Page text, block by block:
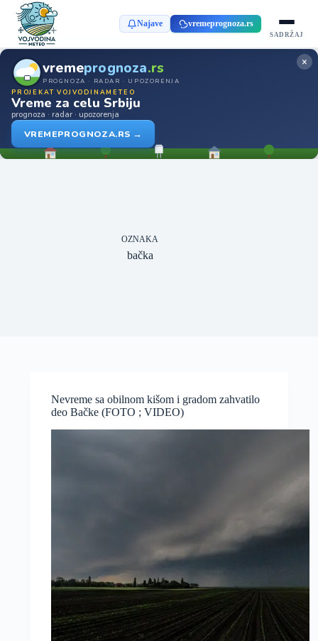
Najave vremeprognoza.rs
SADRŽAJ
vremeprognoza.rs
PROGNOZA · RADAR · UPOZORENJA
PROJEKAT VOJVODINAMETEO
Vreme za celu Srbiju
prognoza · radar · upozorenja
VREMEPROGNOZA.RS →
×
OZNAKA
bačka
Nevreme sa obilnom kišom i gradom zahvatilo
deo Bačke (FOTO ; VIDEO)